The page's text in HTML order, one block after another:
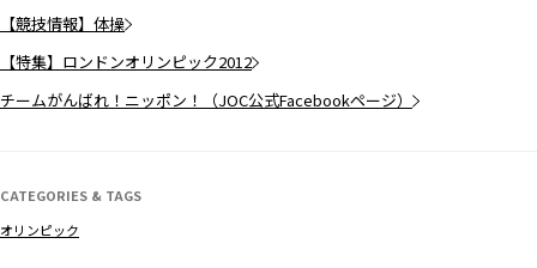
【競技情報】体操
【特集】ロンドンオリンピック2012
チームがんばれ！ニッポン！（JOC公式Facebookページ）
CATEGORIES & TAGS
オリンピック